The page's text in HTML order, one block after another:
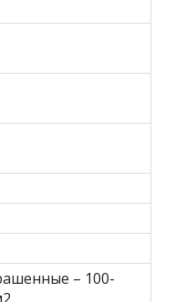
– 100-